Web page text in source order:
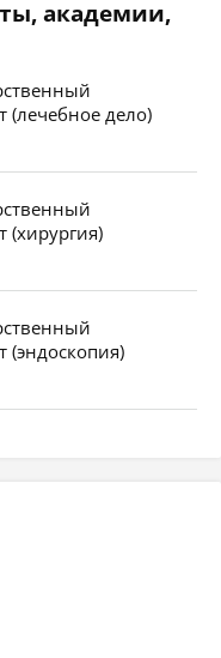
академии,
(лечебное дело)
(хирургия)
(эндоскопия)